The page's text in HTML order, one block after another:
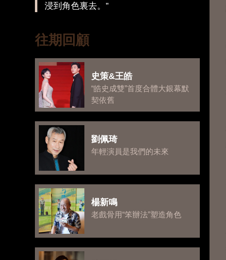
浸到角色裏去。”
往期回顧
史策&王皓
“皓史成雙”首度合體大銀幕默
契依舊
劉佩琦
年輕演員是我們的未來
楊新鳴
老戲骨用“笨辦法”塑造角色